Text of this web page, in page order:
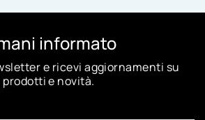
informato
e ricevi aggiornamenti su
prodotti e novità.